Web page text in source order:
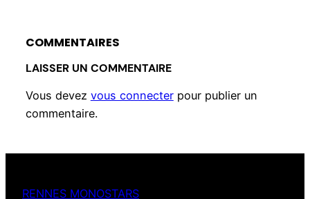
COMMENTAIRES
LAISSER UN COMMENTAIRE
Vous devez vous connecterpour publier un
commentaire.
RENNES MONOSTARS